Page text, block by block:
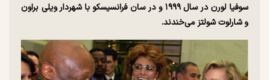
سوفیا لورن در سال ۱۹۹۹ و در سان فرانسیسکو با شهردار ویلی براون
و شارلوت شولتز می‌خندند.